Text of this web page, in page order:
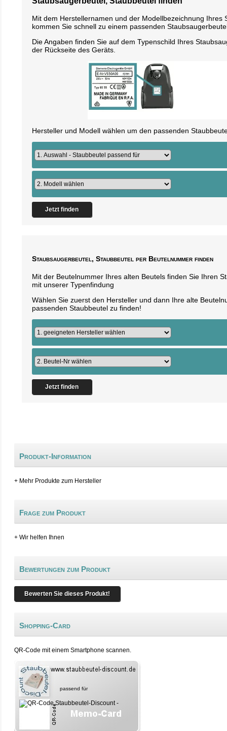
Mit dem Herstellernamen und der Modellbezeichnung Ihres
kommen Sie schnell zu einem passenden
Die Angaben finden Sie auf dem Typenschild Ihres
der Rückseite des Geräts.
Hersteller und Modell wählen um den passenden
Jetzt finden
Staubsaugerbeutel, Staubbeutel per Beutelnummer finden
Mit der Beutelnummer Ihres alten Beutels finden Sie Ihren
mit unserer Typenfindung
Wählen Sie zuerst den Hersteller und dann Ihre alte
passenden Staubbeutel zu finden!
Jetzt finden
Produkt-Information
+ Mehr Produkte zum Hersteller
Frage zum Produkt
+ Wir helfen Ihnen
Bewertungen zum Produkt
Bewerten Sie dieses Produkt!
Shopping-Card
QR-Code mit einem Smartphone scannen.
passend für